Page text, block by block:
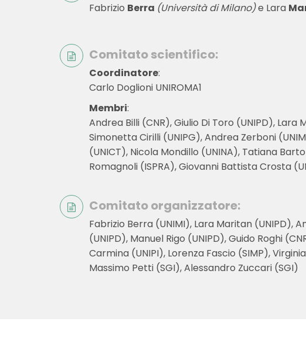
Fabrizio Berra (Università di Milano)e Lara
Comitato scientifico:
Coordinatore:
Carlo Doglioni UNIROMA1
Membri:
Andrea Billi (CNR), Giulio Di Toro (UNIPD),
Simonetta Cirilli (UNIPG), Andrea Zerboni
(UNICT), Nicola Mondillo (UNINA), Tatiana
Romagnoli (ISPRA), Giovanni Battista Crosta
Comitato organizzatore:
Fabrizio Berra (UNIMI), Lara Maritan (UNIPD),
(UNIPD), Manuel Rigo (UNIPD), Guido Roghi
Carmina (UNIPI), Lorenza Fascio (SIMP),
Massimo Petti (SGI), Alessandro Zuccari (SGI)